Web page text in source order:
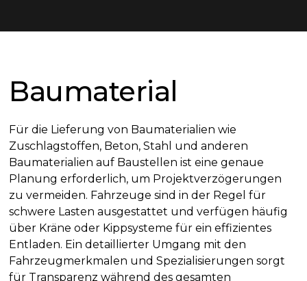
Baumaterial
Für die Lieferung von Baumaterialien wie
Zuschlagstoffen, Beton, Stahl und anderen
Baumaterialien auf Baustellen ist eine genaue
Planung erforderlich, um Projektverzögerungen
zu vermeiden. Fahrzeuge sind in der Regel für
schwere Lasten ausgestattet und verfügen häufig
über Kräne oder Kippsysteme für ein effizientes
Entladen. Ein detaillierter Umgang mit den
Fahrzeugmerkmalen und Spezialisierungen sorgt
für Transparenz während des gesamten